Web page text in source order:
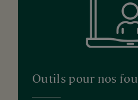
Outils pour nos